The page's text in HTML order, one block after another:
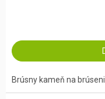
Brúsny kameň na